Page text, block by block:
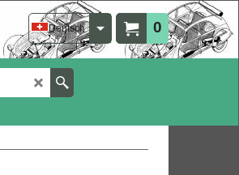
0
Deutsch